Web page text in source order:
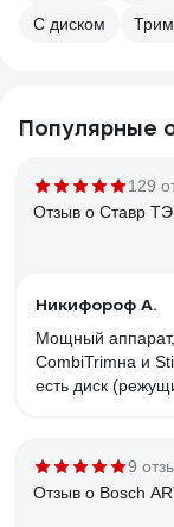
С диском
Популярные
129
Отзыв о Ставр
Никифороф А.
Мощный аппарат,
CombiTrimна и
есть диск
время работы
что есть и
из хороших
9
Отзыв о Bosch